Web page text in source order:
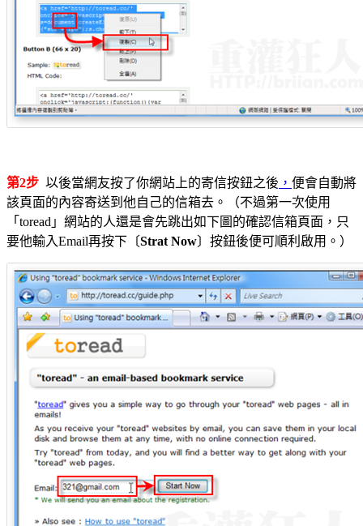
第2步 以後當網友按了你網站上的寄信按鈕之後 ， 便會自動將
該頁面的內容寄送到他自己的信箱去。（不過第一次使用
「toread」網站的人還是會先跳出如下圖的確認信箱頁面，只
要他輸入Email再按下〔Strat Now〕按鈕後便可順利啟用。）